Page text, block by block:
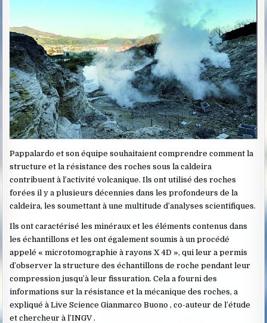
Pappalardo et son équipe souhaitaient comprendre comment la
structure et la résistance des roches sous la caldeira
contribuent à l’activité volcanique. Ils ont utilisé des roches
forées il y a plusieurs décennies dans les profondeurs de la
caldeira, les soumettant à une multitude d’analyses scientifiques.
Ils ont caractérisé les minéraux et les éléments contenus dans
les échantillons et les ont également soumis à un procédé
appelé « microtomographie à rayons X 4D », qui leur a permis
d’observer la structure des échantillons de roche pendant leur
compression jusqu’à leur fissuration. Cela a fourni des
informations sur la résistance et la mécanique des roches, a
expliqué à Live Science Gianmarco Buono , co-auteur de l’étude
et chercheur à l’INGV .